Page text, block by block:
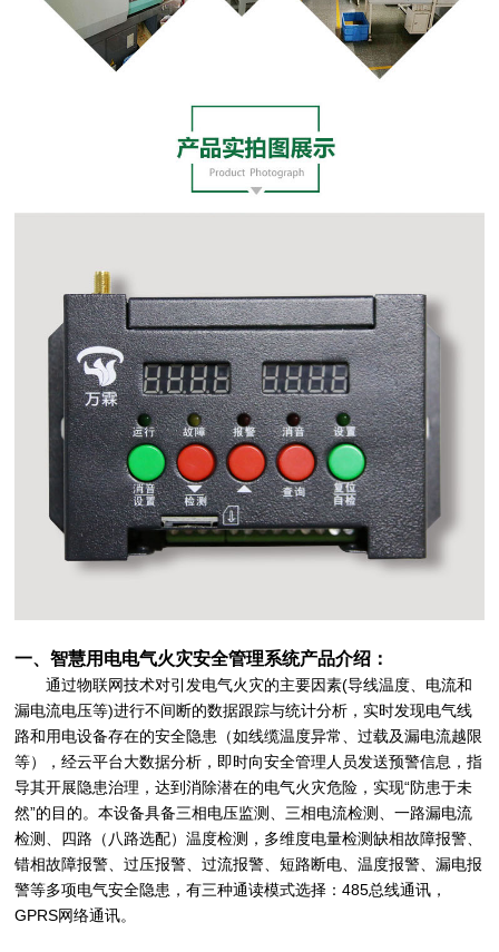
一、智慧用电电气火灾安全管理系统产品介绍：
通过物联网技术对引发电气火灾的主要因素(导线温度、电流和
漏电流电压等)进行不间断的数据跟踪与统计分析，实时发现电气线
路和用电设备存在的安全隐患（如线缆温度异常、过载及漏电流越限
等），经云平台大数据分析，即时向安全管理人员发送预警信息，指
导其开展隐患治理，达到消除潜在的电气火灾危险，实现“防患于未
然”的目的。本设备具备三相电压监测、三相电流检测、一路漏电流
检测、四路（八路选配）温度检测，多维度电量检测缺相故障报警、
错相故障报警、过压报警、过流报警、短路断电、温度报警、漏电报
警等多项电气安全隐患，有三种通读模式选择：485总线通讯，
GPRS网络通讯。